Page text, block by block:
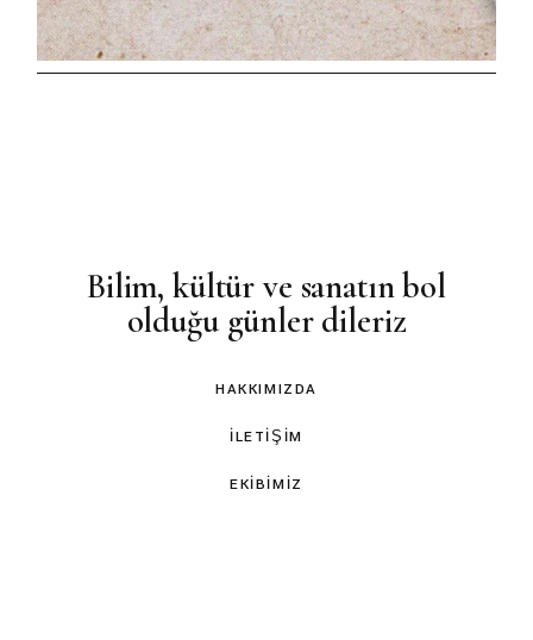
Bilim, kültür ve sanatın bol
olduğu günler dileriz
HAKKIMIZDA
İLETIŞIM
EKIBIMIZ